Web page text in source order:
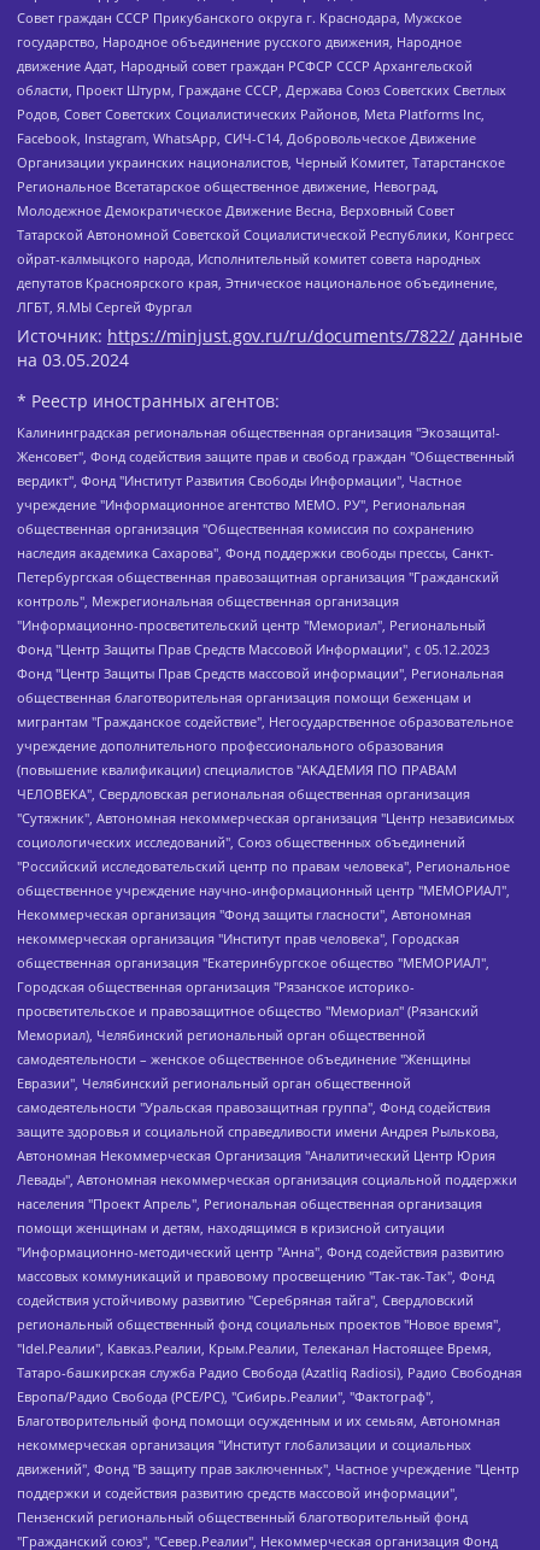
Совет граждан СССР Прикубанского округа г. Краснодара, Мужское
государство, Народное объединение русского движения, Народное
движение Адат, Народный совет граждан РСФСР СССР Архангельской
области, Проект Штурм, Граждане СССР, Держава Союз Советских Светлых
Родов, Совет Советских Социалистических Районов, Meta Platforms Inc,
Facebook, Instagram, WhatsApp, СИЧ-С14, Добровольческое Движение
Организации украинских националистов, Черный Комитет, Татарстанское
Региональное Всетатарское общественное движение, Невоград,
Молодежное Демократическое Движение Весна, Верховный Совет
Татарской Автономной Советской Социалистической Республики, Конгресс
ойрат-калмыцкого народа, Исполнительный комитет совета народных
депутатов Красноярского края, Этническое национальное объединение,
ЛГБТ, Я.МЫ Сергей Фургал
Источник: https://minjust.gov.ru/ru/documents/7822/ данные
на 03.05.2024
* Реестр иностранных агентов:
Калининградская региональная общественная организация "Экозащита!-Женсовет", Фонд содействия защите прав и свобод граждан "Общественный вердикт", Фонд "Институт Развития Свободы Информации", Частное учреждение "Информационное агентство МЕМО. РУ", Региональная общественная организация "Общественная комиссия по сохранению наследия академика Сахарова", Фонд поддержки свободы прессы, Санкт-Петербургская общественная правозащитная организация "Гражданский контроль", Межрегиональная общественная организация "Информационно-просветительский центр "Мемориал", Региональный Фонд "Центр Защиты Прав Средств Массовой Информации", с 05.12.2023 Фонд "Центр Защиты Прав Средств массовой информации", Региональная общественная благотворительная организация помощи беженцам и мигрантам "Гражданское содействие", Негосударственное образовательное учреждение дополнительного профессионального образования (повышение квалификации) специалистов "АКАДЕМИЯ ПО ПРАВАМ ЧЕЛОВЕКА", Свердловская региональная общественная организация "Сутяжник", Автономная некоммерческая организация "Центр независимых социологических исследований", Союз общественных объединений "Российский исследовательский центр по правам человека", Региональное общественное учреждение научно-информационный центр "МЕМОРИАЛ", Некоммерческая организация "Фонд защиты гласности", Автономная некоммерческая организация "Институт прав человека", Городская общественная организация "Екатеринбургское общество "МЕМОРИАЛ", Городская общественная организация "Рязанское историко-просветительское и правозащитное общество "Мемориал" (Рязанский Мемориал), Челябинский региональный орган общественной самодеятельности – женское общественное объединение "Женщины Евразии", Челябинский региональный орган общественной самодеятельности "Уральская правозащитная группа", Фонд содействия защите здоровья и социальной справедливости имени Андрея Рылькова, Автономная Некоммерческая Организация "Аналитический Центр Юрия Левады", Автономная некоммерческая организация социальной поддержки населения "Проект Апрель", Региональная общественная организация помощи женщинам и детям, находящимся в кризисной ситуации "Информационно-методический центр "Анна", Фонд содействия развитию массовых коммуникаций и правовому просвещению "Так-так-Так", Фонд содействия устойчивому развитию "Серебряная тайга", Свердловский региональный общественный фонд социальных проектов "Новое время", "Idel.Реалии", Кавказ.Реалии, Крым.Реалии, Телеканал Настоящее Время, Татаро-башкирская служба Радио Свобода (Azatliq Radiosi), Радио Свободная Европа/Радио Свобода (PCE/PC), "Сибирь.Реалии", "Фактограф", Благотворительный фонд помощи осужденным и их семьям, Автономная некоммерческая организация "Институт глобализации и социальных движений", Фонд "В защиту прав заключенных", Частное учреждение "Центр поддержки и содействия развитию средств массовой информации", Пензенский региональный общественный благотворительный фонд "Гражданский союз", "Север.Реалии", Некоммерческая организация Фонд "Правовая инициатива", Общество с ограниченной ответственностью "Радио Свободная Европа/Радио Свобода", Чешское информационное агентство "MEDIUM-ORIENT", Красноярская региональная общественная организация "Мы против СПИДа", Камалягин Денис Николаевич, Маркелов Сергей Евгеньевич, Пономарев Лев Александрович, Савицкая Людмила Алексеевна, Автономная некоммерческая организация "Центр по работе с проблемой насилия "НАСИЛИЮ.НЕТ", Межрегиональный профессиональный союз работников здравоохранения "Альянс врачей", Юридическое лицо, зарегистрированное в Латвийской Республике, SIA "Medusa Project" (регистрационный номер 40103797863, дата регистрации 10.06.2014), Некоммерческая организация "Фонд по борьбе с коррупцией", Автономная некоммерческая организация "Институт права и публичной политики", Баданин Роман Сергеевич, Гликин Максим Александрович, Железнова Мария Михайловна, Лукьянова Юлия Сергеевна, Маетная Елизавета Витальевна, Маняхин Петр Борисович, Чуракова Ольга Владимировна, Ярош Юлия Петровна, Юридическое лицо "The Insider SIA", зарегистрированное в Риге, Латвийская Республика (дата регистрации 26.06.2015), являющееся администратором доменного имени интернет-издания "The Insider SIA", https://theins.ru, Постернак Алексей Евгеньевич, Рубин Михаил Аркадьевич, Анин Роман Александрович, Юридическое лицо Istories fonds, зарегистрированное в Латвийской Республике (регистрационный номер 50008295751, дата регистрации 24.02.2020), Великовский Дмитрий Александрович, Долинина Ирина Николаевна, Мароховская Алеся Алексеевна, Шлейнов Роман Юрьевич, Шмагун Олеся Валентиновна, Общество с ограниченной ответственностью "Альтаир 2021", Общество с ограниченной ответственностью "Вега 2021", Общество с ограниченной ответственностью "Главный редактор 2021", Общество с ограниченной ответственностью "Ромашки монолит", Важенков Артем Валерьевич, Ивановская областная общественная организация "Центр гендерных исследований", Гурман Юрий Альбертович, Медиапроект "ОВД-Инфо", Егоров Владимир Владимирович, Жилинский Владимир Александрович, Общество с ограниченной ответственностью "ЗП", Иванова София Юрьевна, Карезина Инна Павловна, Кильтау Екатерина Викторовна, Петров Алексей Викторович, Пискунов Сергей Евгеньевич, Смирнов Сергей Сергеевич, Тихонов Михаил Сергеевич, Общество с ограниченной ответственностью "ЖУРНАЛИСТ-ИНОСТРАННЫЙ АГЕНТ", Арапова Галина Юрьевна, Вольтская Татьяна Анатольевна, Американская компания "Mason G.E.S. Anonymous Foundation" (США), являющаяся владельцем интернет-издания https://mnews.world/, Компания "Stichting Bellingcat", зарегистрированная в Нидерландах (дата регистрации 11.07.2018), Захаров Андрей Вячеславович, Клепиковская Екатерина Дмитриевна, Общество с ограниченной ответственностью "МЕМО", Перл Роман Александрович, Симонов Евгений Алексеевич, Соловьева Елена Анатольевна, Сотников Даниил Владимирович, Сурначева Елизавета Дмитриевна, Автономная некоммерческая организация по защите прав человека и информированию населения "Якутия – Наше Мнение", Общество с ограниченной ответственностью "Москоу диджитал медиа", с 26.01.2023 Общество с ограниченной ответственностью "Чайка Белые сады", Ветошкина Валерия Валерьевна, Заговора Максим Александрович, Межрегиональное общественное движение "Российская ЛГБТ - сеть", Оленичев Максим Владимирович, Павлов Иван Юрьевич, Скворцова Елена Сергеевна, Общество с ограниченной ответственностью "Как бы инагент", Кочетков Игорь Викторович, Общество с ограниченной ответственностью "Честные выборы", Еланчик Олег Александрович, Общество с ограниченной ответственностью "Нобелевский призыв", Гималова Регина Эмилевна, Григорьев Андрей Валерьевич, Григорьева Алина Александровна, Ассоциация по содействию защите прав призывников, альтернативнослужащих и военнослужащих "Правозащитная группа "Гражданин.Армия.Право", Хисамова Регина Фаритовна, Автономная некоммерческая организация по реализации социально-правовых программ "Лилит", Дальневосточное общественное движение "Маяк", Санкт-Петербургская ЛГБТ-инициативная группа "Выход", Инициативная группа ЛГБТ+ "Реверс", Алексеев Андрей Викторович, Бекбулатова Таисия Львовна, Беляев Иван Михайлович, Владыкина Елена Сергеевна, Гельман Марат Александрович, Никульшина Вероника Юрьевна, Толоконникова Надежда Андреевна, Шендерович Виктор Анатольевич, Общество с ограниченной ответственностью "Данное сообщение", Общество с ограниченной ответственностью Издательский дом "Новая глава", Айнбиндер Александра Александровна, Московский комьюнити-центр для ЛГБТ+инициатив, Благотворительный фонд развития филантропии, Deutsche Welle (Германия, Kurt-Schumacher-Strasse 3, 53113 Bonn), Борзунова Мария Михайловна, Воробьев Виктор Викторович, Голубева Анна Львовна, Константинова Алла Михайловна, Малкова Ирина Владимировна, Мурадов Мурад Абдулгалимович, Осетинская Елизавета Николаевна, Понасенков Евгений Николаевич, Ганапольский Матвей Юрьевич, Киселев Евгений Алексеевич, Борухович Ирина Григорьевна, Дремин Иван Тимофеевич, Дубровский Дмитрий Викторович, Красноярская региональная общественная организация поддержки и развития альтернативных образовательных технологий и межкультурных коммуникаций "ИНТЕРРА", Маяковская Екатерина Алексеевна, Фейгин Марк Захарович, Филимонов Андрей Викторович, Дзугкоева Регина Николаевна, Доброхотов Роман Александрович, Дудь Юрий Александрович, Елкин Сергей Владимирович, Кругликов Кирилл Игоревич, Сабунаева Мария Леонидовна, Семенов Алексей Владимирович, Шаинян Карен Багратович, Шульман Екатерина Михайловна, Асафьев Артур Валерьевич, Вахштайн Виктор Семенович, Венедиктов Алексей Алексеевич, Лушникова Екатерина Евгеньевна, Волков Леонид Михайлович, Невзоров Александр Глебович, Пархоменко Сергей Борисович, Сироткин Ярослав Николаевич, Кара-Мурза Владимир Владимирович, Баранова Наталья Владимировна, Гозман Леонид Яковлевич, Кагарлицкий Борис Юльевич, Климарев Михаил Валерьевич, Милов Владимир Станиславович, Автономная некоммерческая организация Краснодарский центр современного искусства "Типография", Моргенштерн Алишер Тагирович, Соболь Любовь Эдуардовна, Общество с ограниченной ответственностью "ЛИЗА НОРМ", Каспаров Гарри Кимович, Ходорковский Михаил Борисович, Общество с ограниченной ответственностью "Апрельские тезисы", Данилович Ирина Брониславовна, Кашин Олег Владимирович, Петров Николай Владимирович, Пивоваров Алексей Владимирович, Соколов Михаил Владимирович, Цветкова Юлия Владимировна, Чичваркин Евгений Александрович, Комитет против пыток/Команда против пыток, Общество с ограниченной ответственностью "Первый научный", Общество с ограниченной ответственностью "Вертолет и ко", Белоцерковская Вероника Борисовна, Кац Максим Евгеньевич, Лазарева Татьяна Юрьевна, Шаведдинов Руслан Табризович, Яшин Илья Валерьевич, Общество с ограниченной ответственностью "Иноагент ААВ", Алешковский Дмитрий Петрович, Альбац Евгения Марковна, Быков Дмитрий Львович, Галямина Юлия Евгеньевна, Лойко Сергей Леонидович, Мартынов Кирилл Константинович, Медведев Сергей Александрович, Крашенинников Федор Геннадиевич, Гордеева Катерина Вл